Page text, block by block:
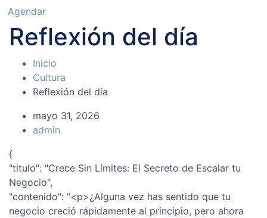
Agendar
Reflexión del día
Inicio
Cultura
Reflexión del día
mayo 31, 2026
admin
{
"titulo": "Crece Sin Límites: El Secreto de Escalar tu
Negocio",
"contenido": "<p>¿Alguna vez has sentido que tu
negocio creció rápidamente al principio, pero ahora